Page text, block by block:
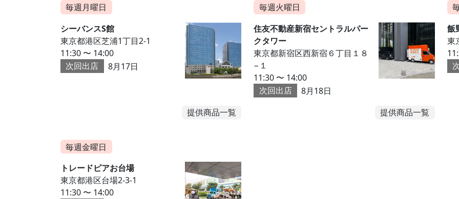
毎週月曜日
シーバンスS館
東京都港区芝浦1丁目2-1
11:30 〜 14:00
次回出店
8月17日
提供商品一覧
毎週火曜日
住友不動産新宿セントラルパー
クタワー
東京都新宿区西新宿６丁目１８
−１
11:30 〜 14:00
次回出店
8月18日
提供商品一覧
飯
東
毎週金曜日
トレードピアお台場
東京都港区台場2-3-1
11:30 〜 14:00